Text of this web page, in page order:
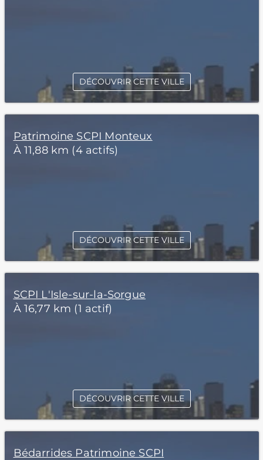
DÉCOUVRIR CETTE VILLE
Patrimoine SCPI Monteux
À 11,88 km (4 actifs)
DÉCOUVRIR CETTE VILLE
SCPI L'Isle-sur-la-Sorgue
À 16,77 km (1 actif)
DÉCOUVRIR CETTE VILLE
Bédarrides Patrimoine SCPI